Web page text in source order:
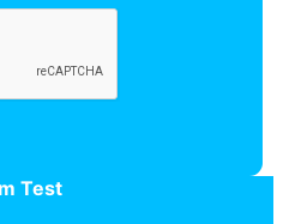
Test